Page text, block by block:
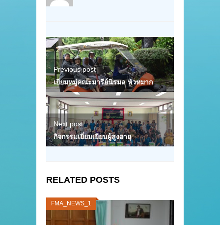
Previous post
เยี่ยมหมู่คณะมารีย์นิรมล หัวหมาก
Next post
กิจกรรมเยี่ยมเยียนผู้สูงอายุ
RELATED POSTS
FMA_NEWS_1